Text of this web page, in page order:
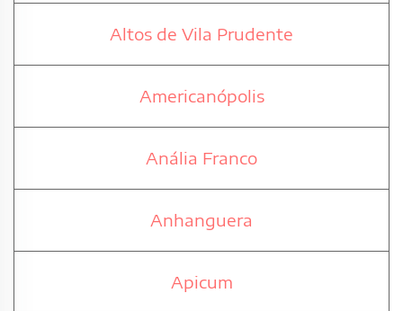
Altos de Vila Prudente
Americanópolis
Anália Franco
Anhanguera
Apicum